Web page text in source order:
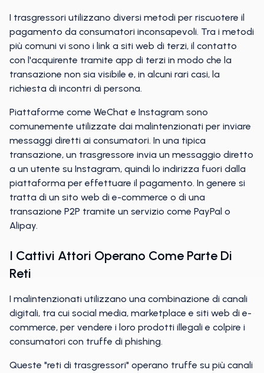
I trasgressori utilizzano diversi metodi per riscuotere il
pagamento da consumatori inconsapevoli. Tra i metodi
più comuni vi sono i link a siti web di terzi, il contatto
con l'acquirente tramite app di terzi in modo che la
transazione non sia visibile e, in alcuni rari casi, la
richiesta di incontri di persona.
Piattaforme come WeChat e Instagram sono
comunemente utilizzate dai malintenzionati per inviare
messaggi diretti ai consumatori. In una tipica
transazione, un trasgressore invia un messaggio diretto
a un utente su Instagram, quindi lo indirizza fuori dalla
piattaforma per effettuare il pagamento. In genere si
tratta di un sito web di e-commerce o di una
transazione P2P tramite un servizio come PayPal o
Alipay.
I Cattivi Attori Operano Come Parte Di
Reti
I malintenzionati utilizzano una combinazione di canali
digitali, tra cui social media, marketplace e siti web di e-
commerce, per vendere i loro prodotti illegali e colpire i
consumatori con truffe di phishing.
Queste "reti di trasgressori" operano truffe su più canali